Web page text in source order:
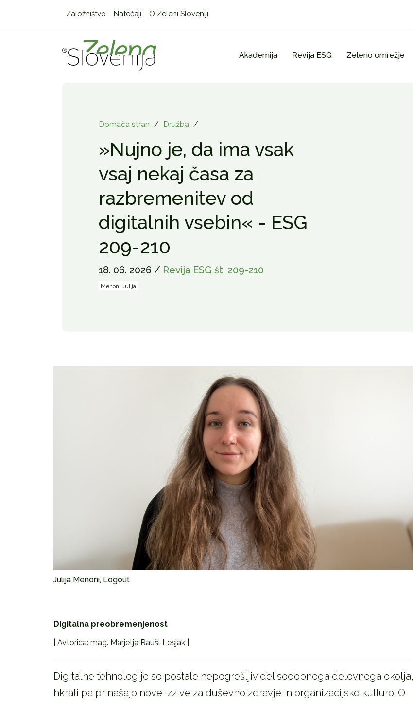
Založništvo Natečaji O Zeleni Sloveniji
Akademija Revija ESG Zeleno omrežje
Domača stran / Družba /
»Nujno je, da ima vsak
vsaj nekaj časa za
razbremenitev od
digitalnih vsebin« - ESG
209-210
18. 06. 2026 / Revija ESG št. 209-210
Menoni Julija
Julija Menoni, Logout
Digitalna preobremenjenost
| Avtorica: mag. Marjetja Raušl Lesjak |
Digitalne tehnologije so postale nepogrešljiv del sodobnega delovnega okolja,
hkrati pa prinašajo nove izzive za duševno zdravje in organizacijsko kulturo. O